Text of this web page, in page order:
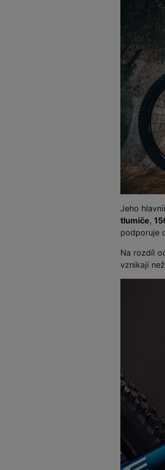
Jeho
tlumiče,
podporuje
Na rozdíl
vznikají